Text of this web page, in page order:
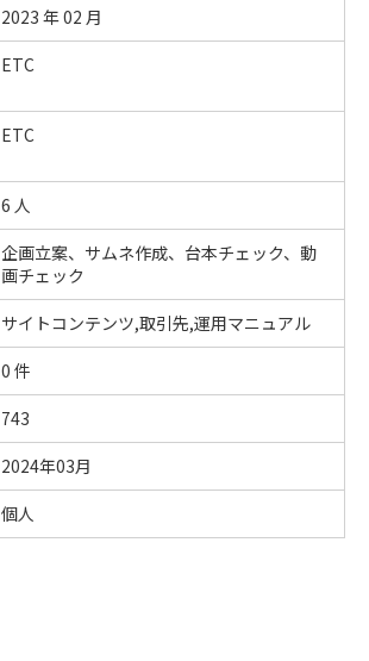
2023 年 02 月
ETC
ETC
6 人
企画立案、サムネ作成、台本チェック、動
画チェック
サイトコンテンツ,取引先,運用マニュアル
0 件
743
2024年03月
個人